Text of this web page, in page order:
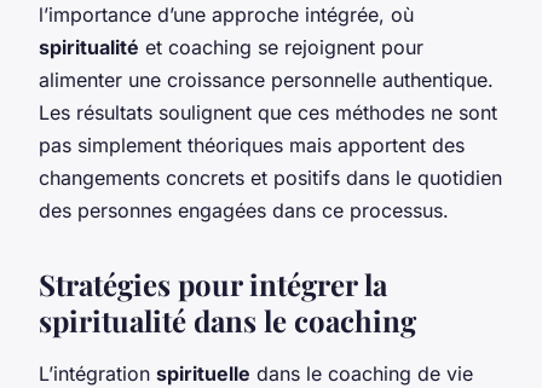
l’importance d’une approche intégrée, où
spiritualité et coaching se rejoignent pour
alimenter une croissance personnelle authentique.
Les résultats soulignent que ces méthodes ne sont
pas simplement théoriques mais apportent des
changements concrets et positifs dans le quotidien
des personnes engagées dans ce processus.
Stratégies pour intégrer la
spiritualité dans le coaching
L’intégration spirituelle dans le coaching de vie